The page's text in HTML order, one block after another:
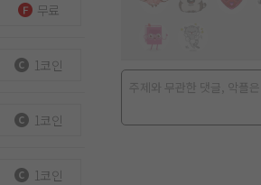
무료
1코인
1코인
1코인